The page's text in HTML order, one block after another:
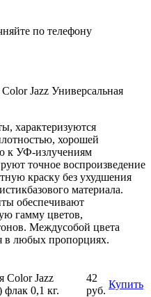
по телефону
Jazz Универсальная
характеризуются
хорошей
к УФ-излучениям
точное воспроизведение
краску без ухудшения
материала.
обеспечивают
гамму цветов,
Междусобой цвета
в любых пропорциях.
Color Jazz
0,1 кг.
42
руб.
Купить